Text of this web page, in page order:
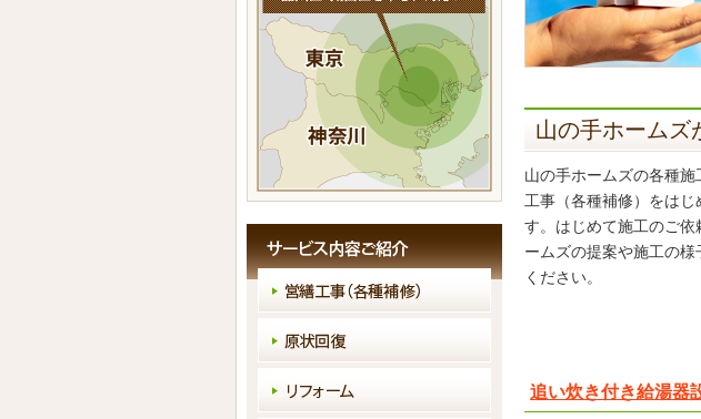
山の手ホームズ
山の手ホームズの各種
工事（各種補修）をは
す。はじめて施工のご
ームズの提案や施工の
ください。
追い炊き付き給湯器